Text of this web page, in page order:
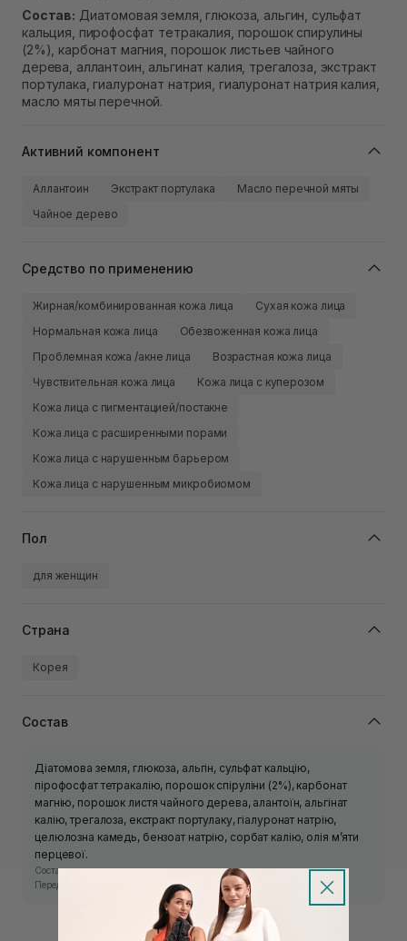
Состав: Диатомовая земля, глюкоза, альгин, сульфат
кальция, пирофосфат тетракалия, порошок спирулины
(2%), карбонат магния, порошок листьев чайного
дерева, аллантоин, альгинат калия, трегалоза, экстракт
портулака, гиалуронат натрия, гиалуронат натрия калия,
масло мяты перечной.
Активний компонент
Аллантоин Экстракт портулака
Масло перечной мяты
Чайное дерево
Средство по применению
Жирная/комбинированная кожа лица
Сухая кожа лица
Нормальная кожа лица
Обезвоженная кожа лица
Проблемная кожа /акне лица
Возрастная кожа лица
Чувствительная кожа лица
Кожа лица с куперозом
Кожа лица с пигментацией/постакне
Кожа лица с расширенными порами
Кожа лица с нарушенным барьером
Кожа лица с нарушенным микробиомом
Пол
для женщин
Страна
Корея
Состав
Діатомова земля, глюкоза, альгін, сульфат кальцію,
пірофосфат тетракалію, порошок спіруліни (2%), карбонат
магнію, порошок листя чайного дерева, алантоїн, альгінат
калію, трегалоза, екстракт портулаку, гіалуронат натрію,
целюлозна камедь, бензоат натрію, сорбат калію, олія м’яти
перцевої.
Состав средства может изменяться производителем.
Перед использованием ознакомьтесь с информацией на упаковке.